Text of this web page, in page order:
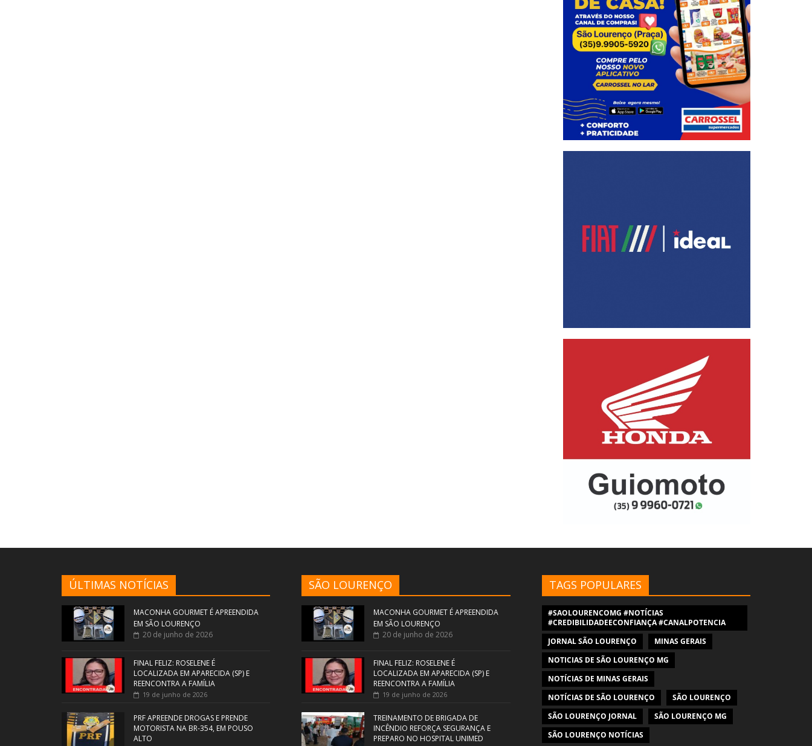
ÚLTIMAS NOTÍCIAS
MACONHA GOURMET É APREENDIDA
EM SÃO LOURENÇO
20 de junho de 2026
FINAL FELIZ: ROSELENE É
LOCALIZADA EM APARECIDA (SP) E
REENCONTRA A FAMÍLIA
19 de junho de 2026
PRF APREENDE DROGAS E PRENDE
MOTORISTA NA BR-354, EM POUSO
ALTO
SÃO LOURENÇO
MACONHA GOURMET É APREENDIDA
EM SÃO LOURENÇO
20 de junho de 2026
FINAL FELIZ: ROSELENE É
LOCALIZADA EM APARECIDA (SP) E
REENCONTRA A FAMÍLIA
19 de junho de 2026
TREINAMENTO DE BRIGADA DE
INCÊNDIO REFORÇA SEGURANÇA E
PREPARO NO HOSPITAL UNIMED
TAGS POPULARES
#SAOLOURENCOMG #NOTÍCIAS
#CREDIBILIDADEECONFIANÇA #CANALPOTENCIA
JORNAL SÃO LOURENÇO
MINAS GERAIS
NOTICIAS DE SÃO LOURENÇO MG
NOTÍCIAS DE MINAS GERAIS
NOTÍCIAS DE SÃO LOURENÇO
SÃO LOURENÇO
SÃO LOURENÇO JORNAL
SÃO LOURENÇO MG
SÃO LOURENÇO NOTÍCIAS